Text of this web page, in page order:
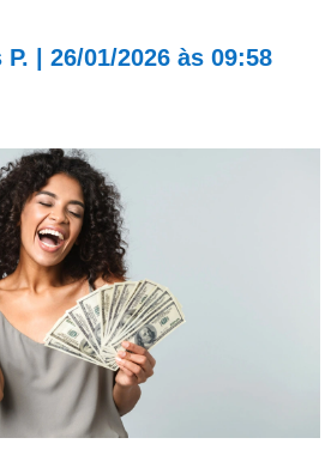
26/01/2026 às 09:58